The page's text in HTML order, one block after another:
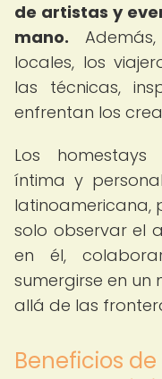
de artistas y
mano.
locales, los
las técnicas,
enfrentan los
Los
íntima y
latinoamericana,
solo observar el
en él,
sumergirse en
allá de las
Beneficios